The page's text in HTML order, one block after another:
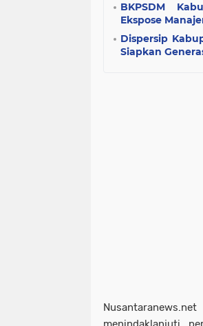
BKPSDM
Ekspose
Dispersip
Siapkan